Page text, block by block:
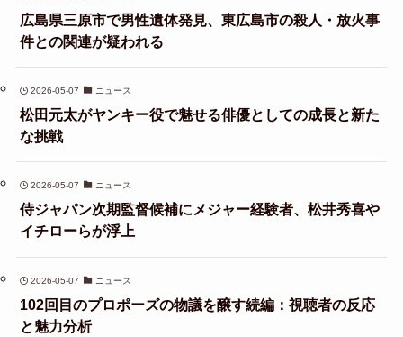
広島県三原市で男性遺体発見、東広島市の殺人・放火事
件との関連が疑われる
2026-05-07 ニュース
松田元太がヤンキー役で魅せる俳優としての成長と新た
な挑戦
2026-05-07 ニュース
侍ジャパン次期監督候補にメジャー経験者、松井秀喜や
イチローらが浮上
2026-05-07 ニュース
102回目のプロポーズの物議を醸す続編：視聴者の反応
と魅力分析